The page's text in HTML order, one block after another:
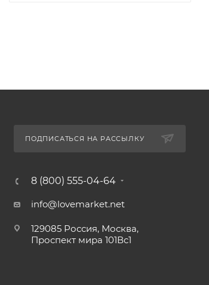
ПОДПИСАТЬСЯ НА РАССЫЛКУ
8 (800) 555-04-64
info@lovemarket.net
129085 Россия, Москва,
Проспект мира 101Вс1